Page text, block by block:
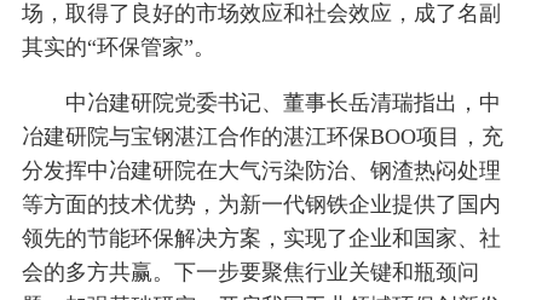
场，取得了良好的市场效应和社会效应，成了名副
其实的“环保管家”。
中冶建研院党委书记、董事长岳清瑞指出，中
冶建研院与宝钢湛江合作的湛江环保BOO项目，充
分发挥中冶建研院在大气污染防治、钢渣热闷处理
等方面的技术优势，为新一代钢铁企业提供了国内
领先的节能环保解决方案，实现了企业和国家、社
会的多方共赢。下一步要聚焦行业关键和瓶颈问